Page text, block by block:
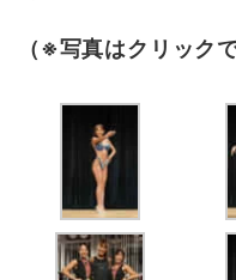
（※写真はクリック